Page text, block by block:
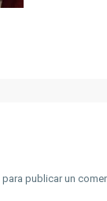
para publicar un